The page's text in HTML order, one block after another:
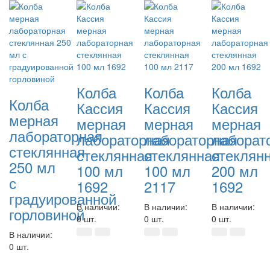
Колба
мерная
лабораторная
стеклянная
250 мл
с
градуированной
горловиной
В наличии:
0 шт.
Колба
Кассия
мерная
лабораторная
стеклянная
100 мл
1692
В наличии:
0 шт.
Колба
Кассия
мерная
лабораторная
стеклянная
100 мл
2117
В наличии:
0 шт.
Колба
Кассия
мерная
200 мл
1692
В наличии:
0 шт.